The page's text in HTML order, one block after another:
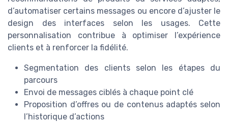
d’automatiser certains messages ou encore d’ajuster le
design des interfaces selon les usages. Cette
personnalisation contribue à optimiser l’expérience
clients et à renforcer la fidélité.
Segmentation des clients selon les étapes du
parcours
Envoi de messages ciblés à chaque point clé
Proposition d’offres ou de contenus adaptés selon
l’historique d’actions